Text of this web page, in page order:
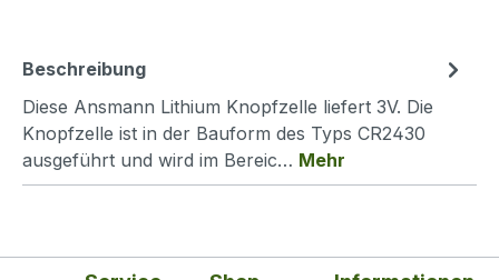
Beschreibung
Diese Ansmann Lithium Knopfzelle liefert 3V. Die
Knopfzelle ist in der Bauform des Typs CR2430
ausgeführt und wird im Bereic… Mehr